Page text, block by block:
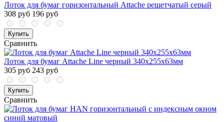
Лоток для бумаг горизонтальный Attache решетчатый серый
308 руб 196 руб
Купить
Сравнить
Лоток для бумаг Attache Line черный 340х255х63мм
305 руб 243 руб
Купить
Сравнить